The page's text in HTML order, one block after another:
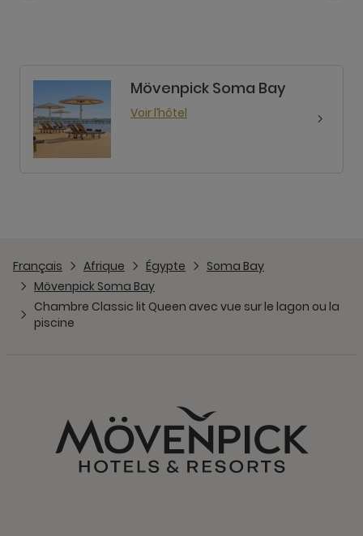
Mövenpick Soma Bay
Voir l’hôtel
Français Afrique Égypte
Soma Bay
Mövenpick Soma Bay
Chambre Classic lit Queen avec vue sur le lagon ou la
piscine